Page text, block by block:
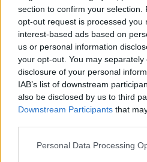
section to confirm your selection.
opt-out request is processed you
interest-based ads based on
us or personal information
your opt-out. You may
disclosure of your personal
IAB’s list of downstream
also be disclosed by us to third
Downstream Participants that
Please note that this website/app
Personal Data Processing
Γεννήθηκε στηΝέα Ιωνία
Κοκκινιά. Τα παιδικά
σημαδεύτηκαν από την
της, την οποία έχασε
ηλικία. Μεγάλωσε
ευτυχισμένη
αδέλφια της, με την
της γιαγιάς της, η
πραγματική μάνα.Οι
πρόσφυγες . Ο πατέρας